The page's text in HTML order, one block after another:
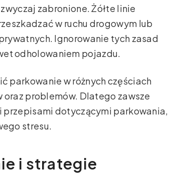
zabronione. Żółte linie
w ruchu drogowym lub
Ignorowanie tych zasad
odholowaniem pojazdu.
parkowanie w różnych częściach
problemów. Dlatego zawsze
przepisami dotyczącymi parkowania,
stresu.
i strategie